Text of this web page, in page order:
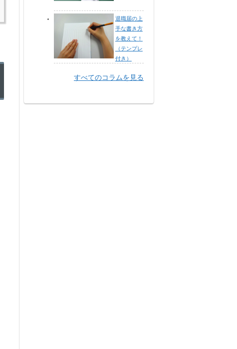
退職届の上
手な書き方
を教えて！
（テンプレ
付き）
すべてのコラムを見る